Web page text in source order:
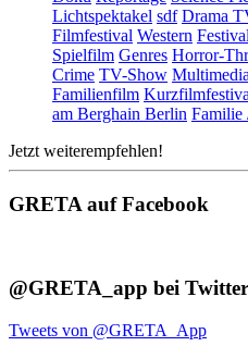
Lichtspektakel sdf Drama
Filmfestival Western Festival
Spielfilm Genres Horror-
Crime TV-Show
Familienfilm
am Berghain Berlin Familie
Jetzt weiterempfehlen!
GRETA auf Facebook
@GRETA_app bei Twitter
Tweets von @GRETA_App